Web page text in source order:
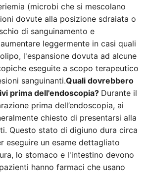
(microbi che si mescolano
dovute alla posizione sdraiata o
di sanguinamento e
leggermente in casi quali
l'espansione dovuta ad alcune
eseguite a scopo terapeutico
sanguinanti.Quali dovrebbero
prima dell'endoscopia? Durante il
prima dell’endoscopia, ai
chiesto di presentarsi alla
Questo stato di digiuno dura circa
eseguire un esame dettagliato
lo stomaco e l'intestino devono
hanno farmaci che usano